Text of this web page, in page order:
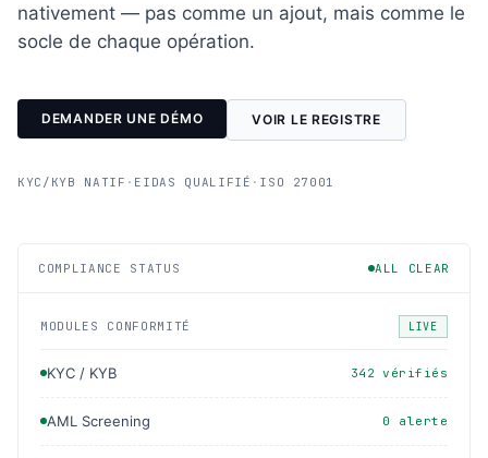
nativement — pas comme un ajout, mais comme le
socle de chaque opération.
DEMANDER UNE DÉMO VOIR LE REGISTRE
KYC/KYB NATIF · EIDAS QUALIFIÉ · ISO 27001
COMPLIANCE STATUS ALL CLEAR
MODULES CONFORMITÉ LIVE
KYC / KYB 342 vérifiés
AML Screening 0 alerte